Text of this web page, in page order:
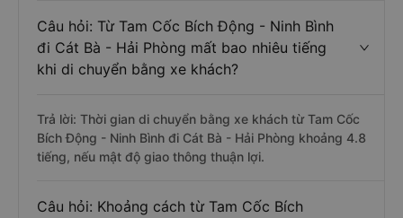
Câu hỏi: Từ Tam Cốc Bích Động - Ninh Bình
đi Cát Bà - Hải Phòng mất bao nhiêu tiếng
khi di chuyển bằng xe khách?
Trả lời: Thời gian di chuyển bằng xe khách từ Tam Cốc
Bích Động - Ninh Bình đi Cát Bà - Hải Phòng khoảng 4.8
tiếng, nếu mật độ giao thông thuận lợi.
Câu hỏi: Khoảng cách từ Tam Cốc Bích